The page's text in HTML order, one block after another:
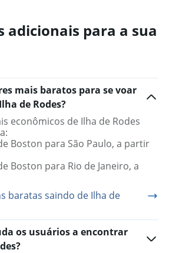
adicionais para a sua
mais baratos para se voar
de Rodes?
econômicos de Ilha de Rodes
Boston para São Paulo, a partir
Boston para Rio de Janeiro, a
baratas saindo de Ilha de
os usuários a encontrar